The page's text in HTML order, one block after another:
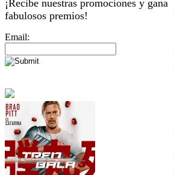
¡Recibe nuestras promociones y gana
fabulosos premios!
Email: